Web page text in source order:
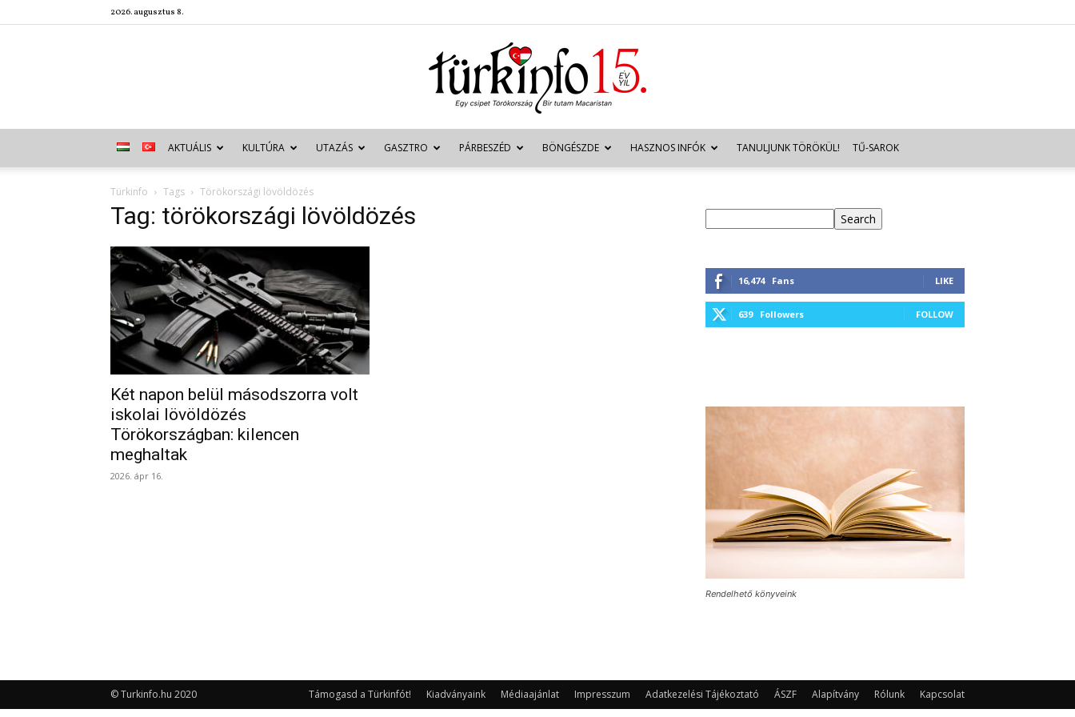
2026. augusztus 8.
Türkinfo
AKTUÁLIS KULTÚRA UTAZÁS GASZTRO PÁRBESZÉD BÖNGÉSZDE HASZNOS INFÓK TANULJUNK TÖRÖKÜL! TŰ-SAROK
Türkinfo Tags Törökországi lövöldözés
Tag: törökországi lövöldözés
Két napon belül másodszorra volt
iskolai lövöldözés
Törökországban: kilencen
meghaltak
2026. ápr 16.
Search
16,474 Fans LIKE
639 Followers FOLLOW
Rendelhető könyveink
Támogasd a Türkinfót! Kiadványaink Médiaajánlat Impresszum Adatkezelési Tájékoztató ÁSZF Alapítvány Rólunk Kapcsolat
© Turkinfo.hu 2020